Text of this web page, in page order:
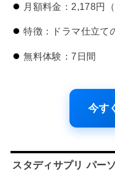
月額料金：2,178円（
特徴：ドラマ仕立て
無料体験：7日間
今す
スタディサプリ パー